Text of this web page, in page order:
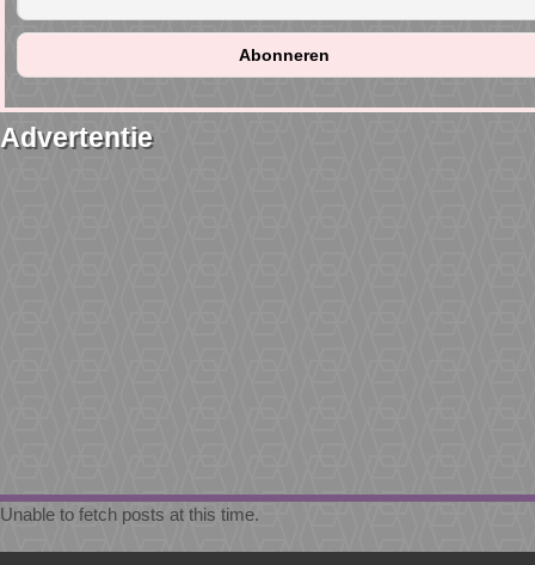
Advertentie
Unable to fetch posts at this time.